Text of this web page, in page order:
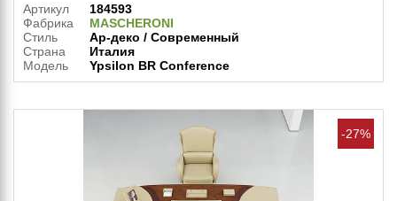
Артикул
184593
Фабрика
MASCHERONI
Стиль
Ар-деко / Современный
Страна
Италия
Модель
Ypsilon BR Conference
-27%